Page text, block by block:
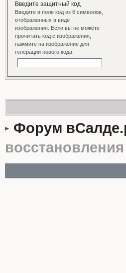
Введите защитный код
Введите в поле код из 6 символов,
отображенных в виде
изображения. Если вы не можете
прочитать код с изображения,
нажмите на изображение для
генерации нового кода.
Форум